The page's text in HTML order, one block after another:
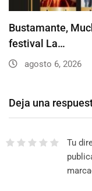
Bustamante,
festival La…
agosto 6, 2026
Deja una
Tu